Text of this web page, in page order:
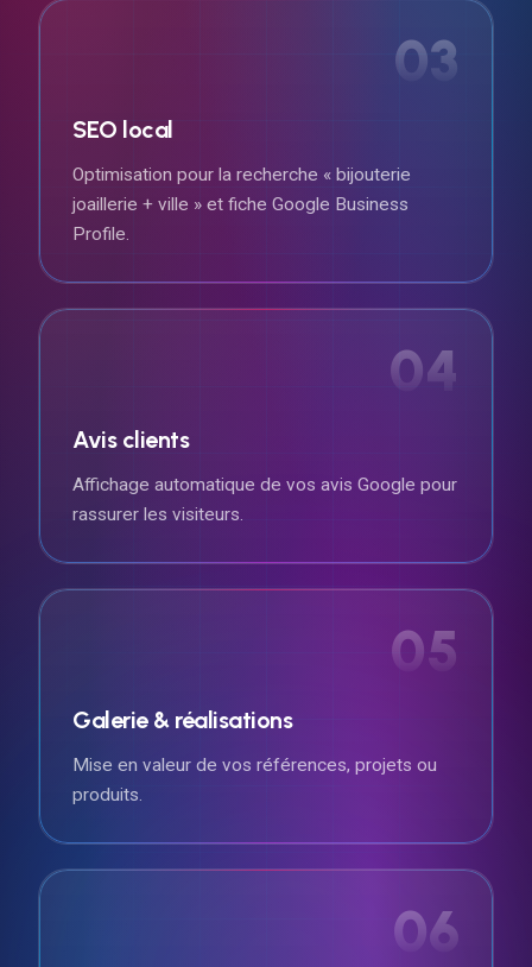
03
SEO local
Optimisation pour la recherche « bijouterie
joaillerie + ville » et fiche Google Business
Profile.
04
Avis clients
Affichage automatique de vos avis Google pour
rassurer les visiteurs.
05
Galerie & réalisations
Mise en valeur de vos références, projets ou
produits.
06